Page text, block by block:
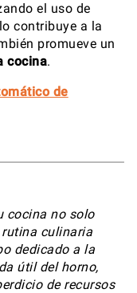
el uso de
contribuye a la
promueve un
cocina.
de
cocina no solo
culinaria
dedicado a la
útil del horno,
de recursos